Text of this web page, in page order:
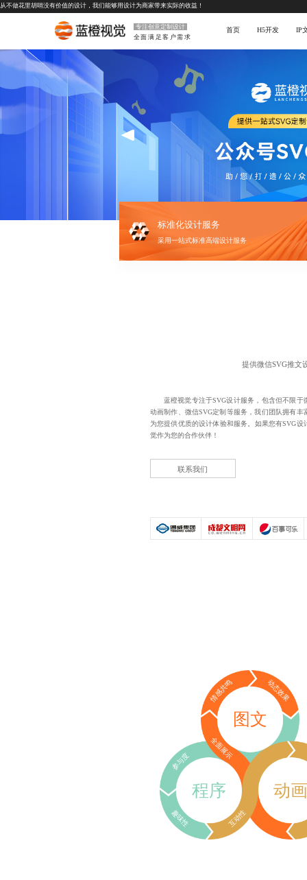
从不做花里胡哨没有价值的设计，我们能够用设计为商家带来实际的收益！
专注创意定制设计
全面满足客户需求
首页 H5开发 IP
标准化设计服务
采用一站式标准高端设计服务
提供微信SVG推文
蓝橙视觉专注于SVG设计服务，包含但不限于
动画制作、微信SVG定制等服务，我们团队拥有丰
为您提供优质的设计体验和服务。如果您有SVG
觉作为您的合作伙伴！
联系我们
图文
情感共鸣 动态效果
全面展示
程序
参与度
趣味性 互动性
动